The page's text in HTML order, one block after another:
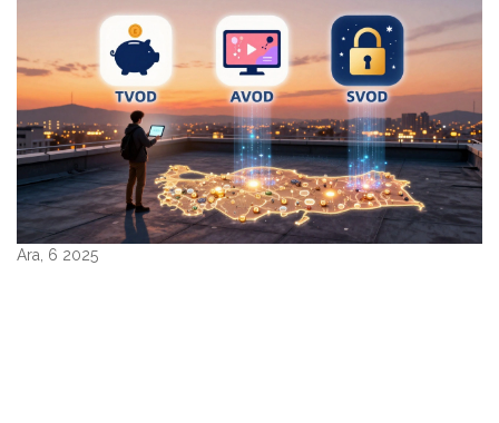
Ara, 6 2025